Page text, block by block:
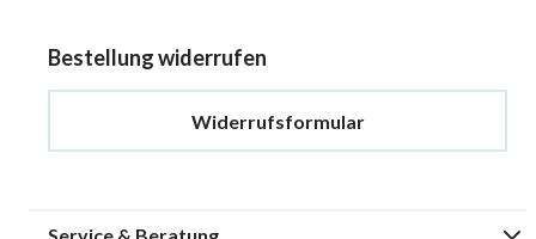
Bestellung widerrufen
Widerrufsformular